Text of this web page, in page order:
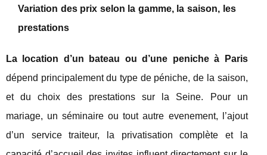
Variation des prix selon la gamme, la saison, les
prestations
La location d’un bateau ou d’une peniche à Paris
dépend principalement du type de péniche, de la saison,
et du choix des prestations sur la Seine. Pour un
mariage, un séminaire ou tout autre evenement, l’ajout
d’un service traiteur, la privatisation complète et la